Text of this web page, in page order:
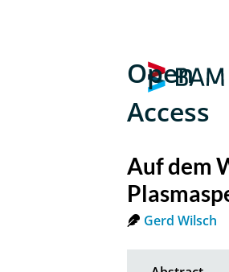
Open
Access
Auf dem
Gerd Wilsch